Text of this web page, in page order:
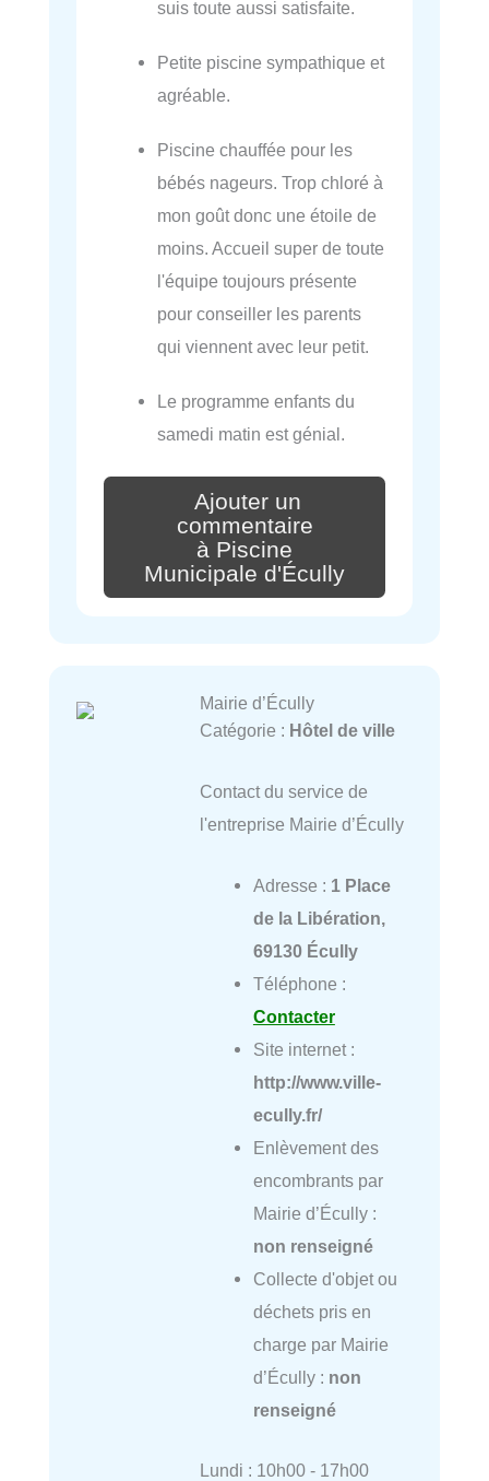
suis toute aussi satisfaite.
Petite piscine sympathique et
agréable.
Piscine chauffée pour les
bébés nageurs. Trop chloré à
mon goût donc une étoile de
moins. Accueil super de toute
l'équipe toujours présente
pour conseiller les parents
qui viennent avec leur petit.
Le programme enfants du
samedi matin est génial.
Ajouter un
commentaire
à Piscine
Municipale d'Écully
Mairie d’Écully
Catégorie : Hôtel de ville
Contact du service de
l'entreprise Mairie d’Écully
Adresse : 1 Place
de la Libération,
69130 Écully
Téléphone :
Contacter
Site internet :
http://www.ville-
ecully.fr/
Enlèvement des
encombrants par
Mairie d’Écully :
non renseigné
Collecte d'objet ou
déchets pris en
charge par Mairie
d’Écully : non
renseigné
Lundi : 10h00 - 17h00